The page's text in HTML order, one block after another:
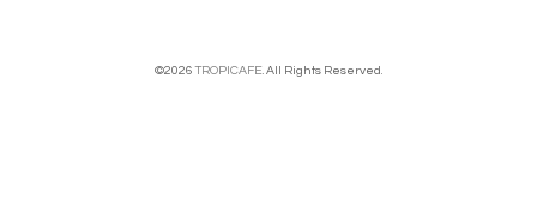
©2026TROPICAFE . All Rights Reserved.